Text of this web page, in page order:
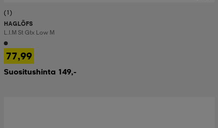
(1)
HAGLÖFS
L.i.m St Gtx Low M
77,99
Suositushinta 149,-